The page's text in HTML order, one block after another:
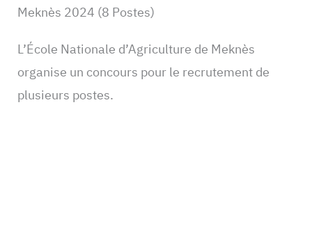
Meknès 2024 (8 Postes)
L’École Nationale d’Agriculture de Meknès
organise un concours pour le recrutement de
plusieurs postes.